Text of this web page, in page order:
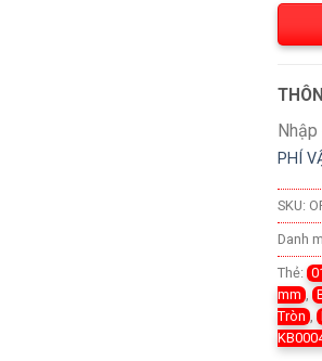
PHÍ
SKU:
Danh
Thẻ:
mm
,
Tròn
,